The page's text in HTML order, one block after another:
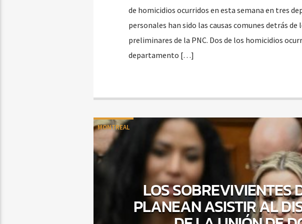
de homicidios ocurridos en esta semana en tres
personales han sido las causas comunes detrás
preliminares de la PNC. Dos de los homicidios
departamento […]
MONTREAL
LOS SOBREVIVIENTES
PLANEAN ASISTIR AL